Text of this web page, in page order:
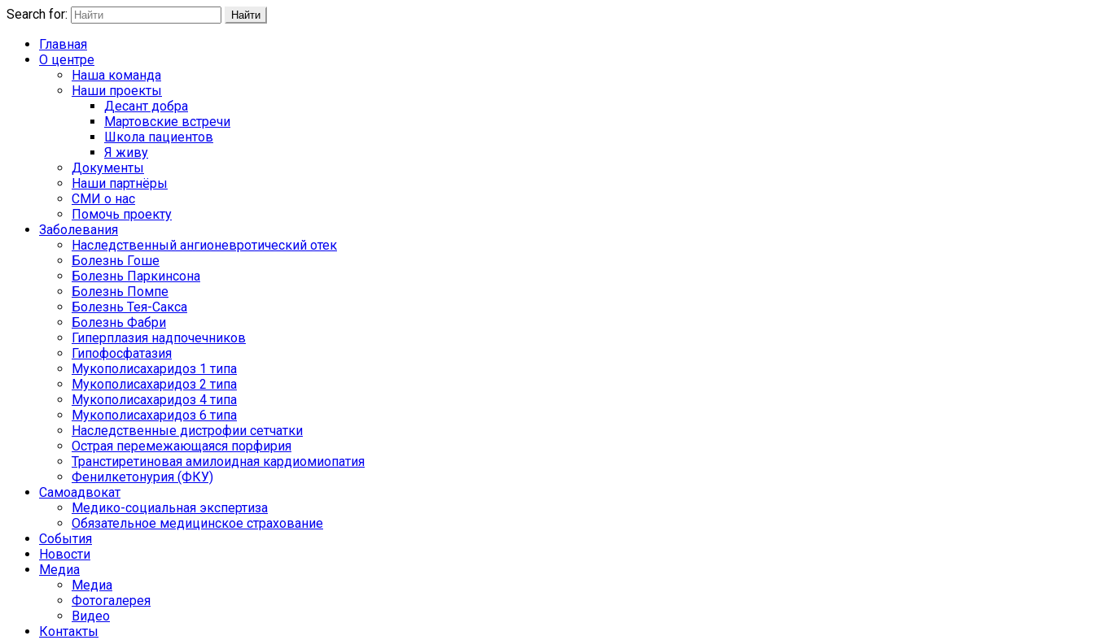
Search for: Найти
Главная
О центре
Наша команда
Наши проекты
Десант добра
Мартовские встречи
Школа пациентов
Я живу
Документы
Наши партнёры
СМИ о нас
Помочь проекту
Заболевания
Наследственный ангионевротический отек
Болезнь Гоше
Болезнь Паркинсона
Болезнь Помпе
Болезнь Тея-Сакса
Болезнь Фабри
Гиперплазия надпочечников
Гипофосфатазия
Мукополисахаридоз 1 типа
Мукополисахаридоз 2 типа
Мукополисахаридоз 4 типа
Мукополисахаридоз 6 типа
Наследственные дистрофии сетчатки
Острая перемежающаяся порфирия
Транстиретиновая амилоидная кардиомиопатия
Фенилкетонурия (ФКУ)
Самоадвокат
Медико-социальная экспертиза
Обязательное медицинское страхование
События
Новости
Медиа
Медиа
Фотогалерея
Видео
Контакты